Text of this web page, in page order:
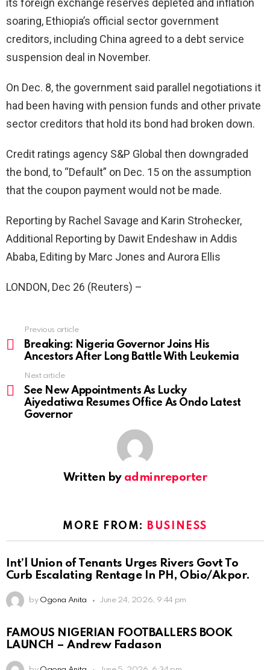
soaring, Ethiopia’s official sector government
creditors, including China agreed to a debt service
suspension deal in November.
On Dec. 8, the government said parallel negotiations it
had been having with pension funds and other private
sector creditors that hold its bond had broken down.
Credit ratings agency S&P Global then downgraded
the bond, to “Default” on Dec. 15 on the assumption
that the coupon payment would not be made.
Reporting by Rachel Savage and Karin Strohecker,
Additional Reporting by Dawit Endeshaw in Addis
Ababa, Editing by Marc Jones and Aurora Ellis
LONDON, Dec 26 (Reuters) –
more
Previous article
Breaking: Nigeria Governor Joins His
Ancestors After Long Battle With Leukemia
Next article
See New Appointments As Lucky
Aiyedatiwa Resumes Office As Ondo Latest
Governor
Written by adminreporter
MORE FROM: BUSINESS
Int’l Union of Tenants Urges Rivers Govt To
Curb Escalating Rentage In PH, Obio/Akpor.
by Ogona Anita June 24, 2026, 9:44 pm
FAMOUS NIGERIAN FOOTBALLERS BOOK
LAUNCH – Andrew Fadason